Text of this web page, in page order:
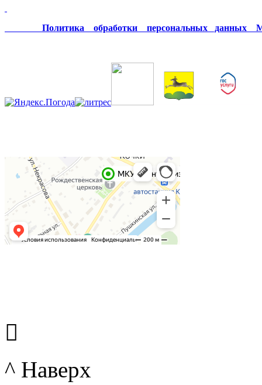
Политика обработки персональных данных

^ Наверх